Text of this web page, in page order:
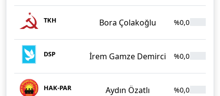
TKH Bora Çolakoğlu %0,05
DSP İrem Gamze Demirci %0,05
HAK-PAR Aydın Özatlı %0,02